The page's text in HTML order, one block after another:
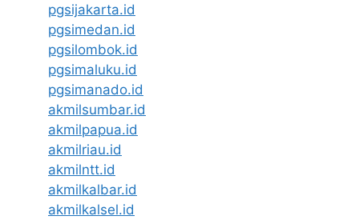
pgsijakarta.id
pgsimedan.id
pgsilombok.id
pgsimaluku.id
pgsimanado.id
akmilsumbar.id
akmilpapua.id
akmilriau.id
akmilntt.id
akmilkalbar.id
akmilkalsel.id